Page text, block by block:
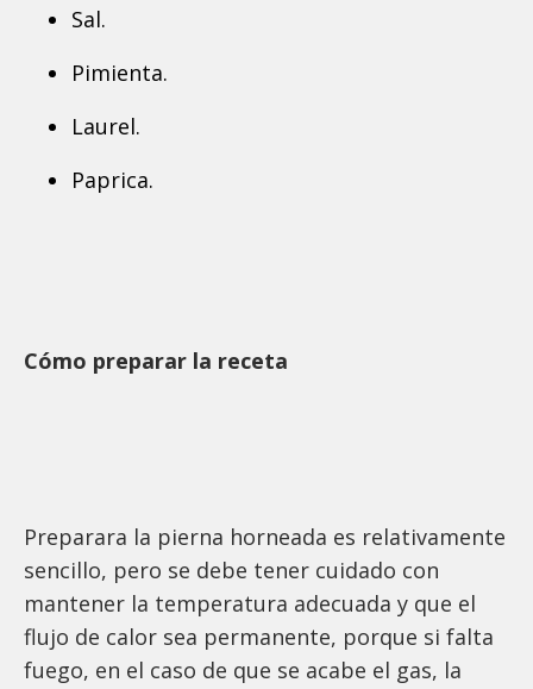
Sal.
Pimienta.
Laurel.
Paprica.
Cómo preparar la receta
Preparara la pierna horneada es relativamente
sencillo, pero se debe tener cuidado con
mantener la temperatura adecuada y que el
flujo de calor sea permanente, porque si falta
fuego, en el caso de que se acabe el gas, la